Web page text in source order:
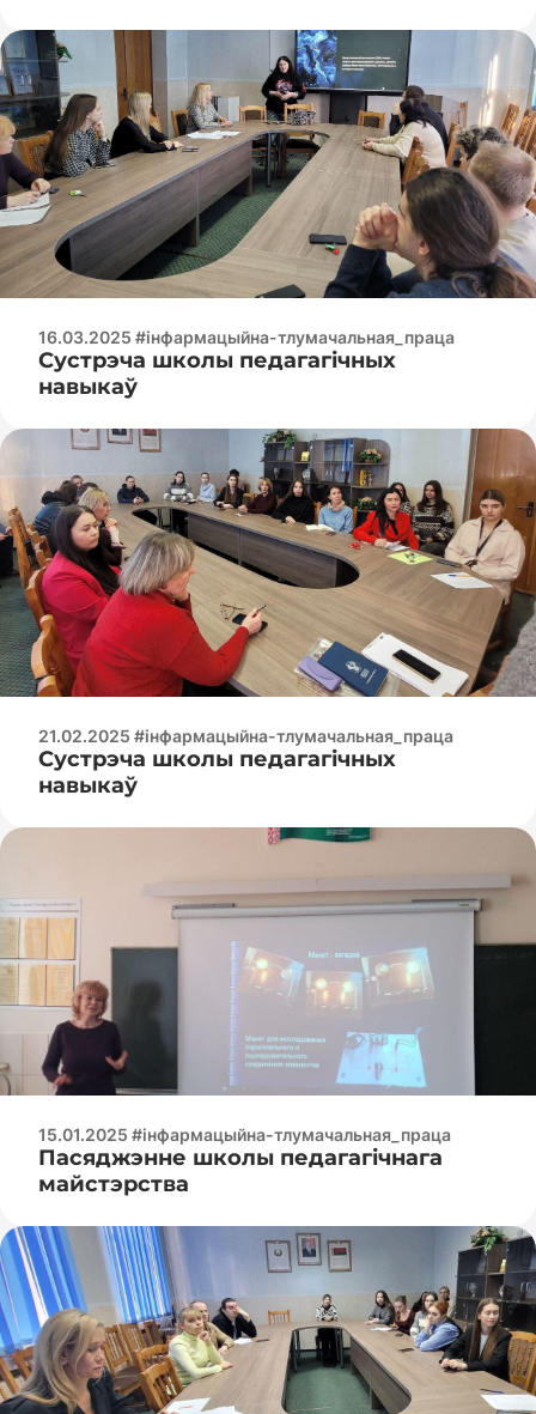
16.03.2025 #інфармацыйна-тлумачальная_праца
Сустрэча школы педагагічных
навыкаў
21.02.2025 #інфармацыйна-тлумачальная_праца
Сустрэча школы педагагічных
навыкаў
15.01.2025 #інфармацыйна-тлумачальная_праца
Пасяджэнне школы педагагічнага
майстэрства